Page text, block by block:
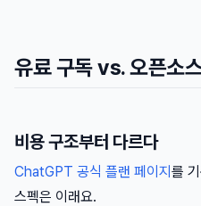
유료 구독 vs. 오픈소
비용 구조부터 다르다
ChatGPT 공식 플랜 페이지 를
스펙은 이래요.